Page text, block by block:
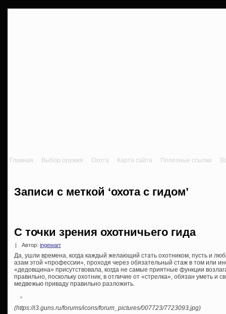
Главная Выбор оружия Охота Карта сайта Полезные ссылки
Записи с меткой ‘охота с гидом’
С точки зрения охотничьего гида
Автор: ingewarr
Да, ушли времена, когда каждый желающий стать охотником, пусть и
азам этой «профессии», проходя через обязательный стаж в том или
«дедовщина» присутствовала, когда не самые приятные функции
правильно, поскольку охотник, в отличие от «стрелка», обязан уметь и
медвежью приваду правильно разложить.
(https://i3.guns.ru/forums/icons/forum_pictures/007723/7723093.jpg)